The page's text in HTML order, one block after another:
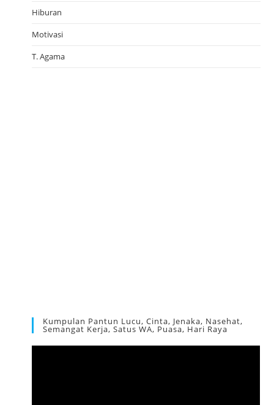
Hiburan
Motivasi
T. Agama
Kumpulan Pantun Lucu, Cinta, Jenaka, Nasehat,
Semangat Kerja, Satus WA, Puasa, Hari Raya